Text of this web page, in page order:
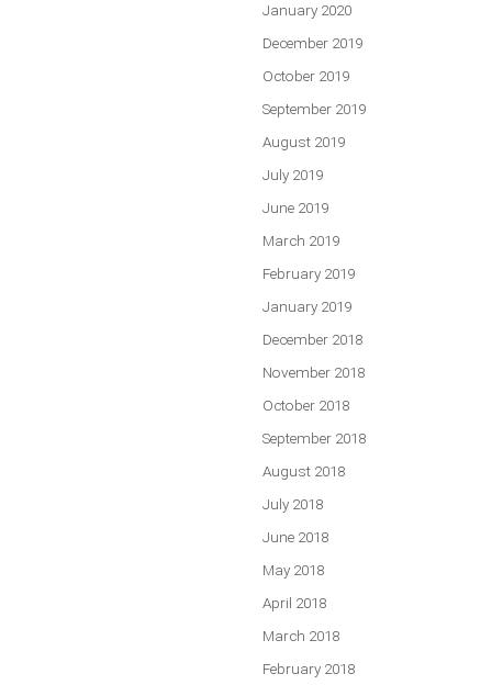
January 2020
December 2019
October 2019
September 2019
August 2019
July 2019
June 2019
March 2019
February 2019
January 2019
December 2018
November 2018
October 2018
September 2018
August 2018
July 2018
June 2018
May 2018
April 2018
March 2018
February 2018